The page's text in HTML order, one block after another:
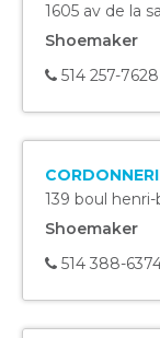
1605 av de la
Shoemaker
514 257-7628
139 boul henri-
Shoemaker
514 388-